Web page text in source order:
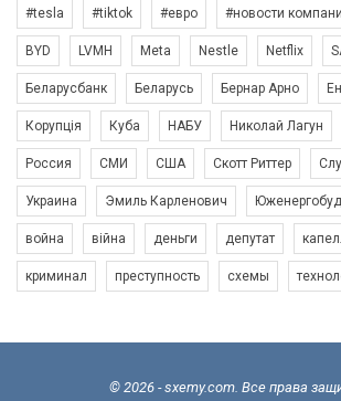
#tesla #tiktok #евро #новости
BYD LVMH Meta Nestle Netflix
Беларусбанк Беларусь Бернар Арно
Корупція Куба НАБУ Николай Лагун
Россия СМИ США Скотт Риттер
Украина Эмиль Карленович Юженергобуд
война війна деньги депутат
криминал преступность схемы
© 2026 - sxemy.com. Все права